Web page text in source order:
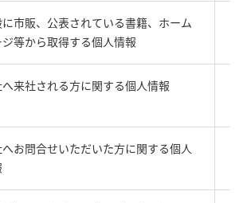
市販、公表されている書籍、ホーム
ジ等から取得する個人情報
へ来社される方に関する個人情報
へお問合せいただいた方に関する個人